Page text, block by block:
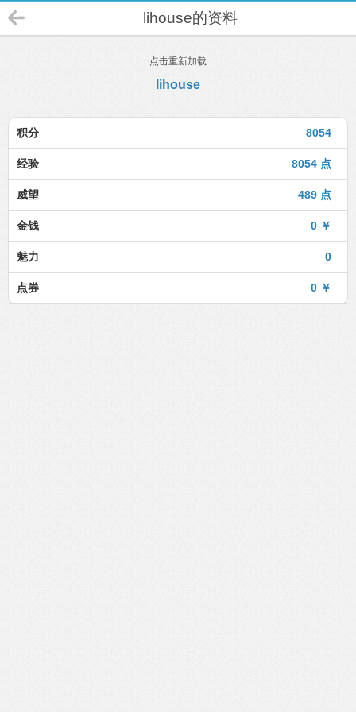
lihouse的资料
点击重新加载
lihouse
8054
积分
8054 点
经验
489 点
威望
0 ￥
金钱
0
魅力
0 ￥
点券